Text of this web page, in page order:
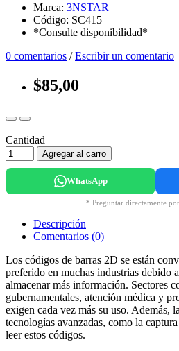
Marca: 3NSTAR
Código: SC415
*Consulte disponibilidad*
0 comentarios /Escribir un comentario
$85,00
Cantidad
Agregar al carro
WhatsApp
* Preguntar directamente
Descripción
Comentarios (0)
Los códigos de barras 2D se están
preferido en muchas industrias debido
almacenar más información. Sectores
gubernamentales, atención médica y
exigen cada vez más su uso. Además,
tecnologías avanzadas, como la
leer estos códigos.